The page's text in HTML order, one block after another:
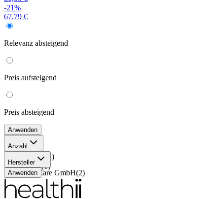
-21%
67,79 €
Relevanz absteigend
Preis aufsteigend
Preis absteigend
Anwenden
Anzahl
120 Stück
)
90 Stück(1)
Hersteller
P.M.C. Care GmbH(2)
Anwenden